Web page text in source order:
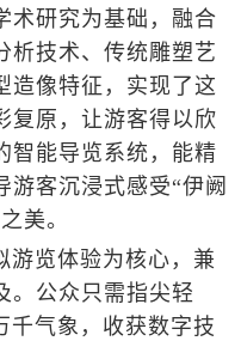
术研究为基础，融合
析技术、传统雕塑艺
造像特征，实现了这
复原，让游客得以欣
智能导览系统，能精
游客沉浸式感受“伊阙
美。
览体验为核心，兼
。公众只需指尖轻
千气象，收获数字技